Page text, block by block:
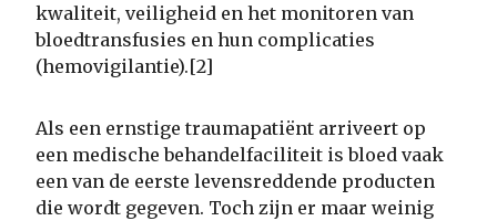
kwaliteit, veiligheid en het monitoren van
bloedtransfusies en hun complicaties
(hemovigilantie).[2]
Als een ernstige traumapatiënt arriveert op
een medische behandelfaciliteit is bloed vaak
een van de eerste levensreddende producten
die wordt gegeven. Toch zijn er maar weinig